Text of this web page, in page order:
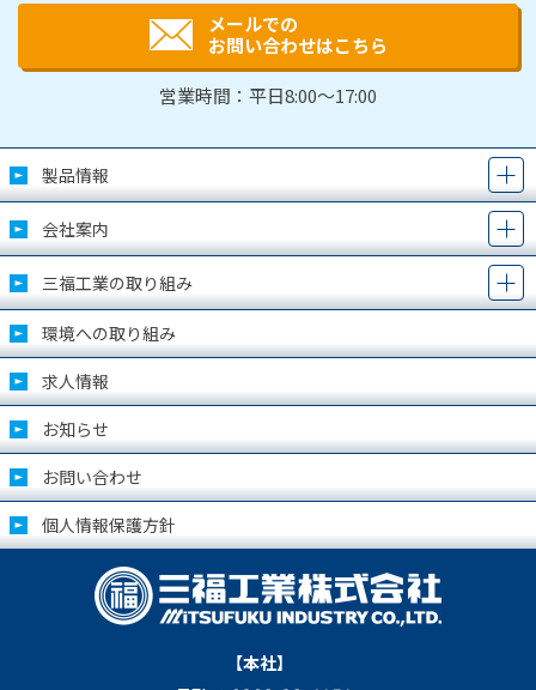
メールでの
お問い合わせはこちら
営業時間：平日8:00～17:00
製品情報
会社案内
三福工業の取り組み
環境への取り組み
求人情報
お知らせ
お問い合わせ
個人情報保護方針
【本社】